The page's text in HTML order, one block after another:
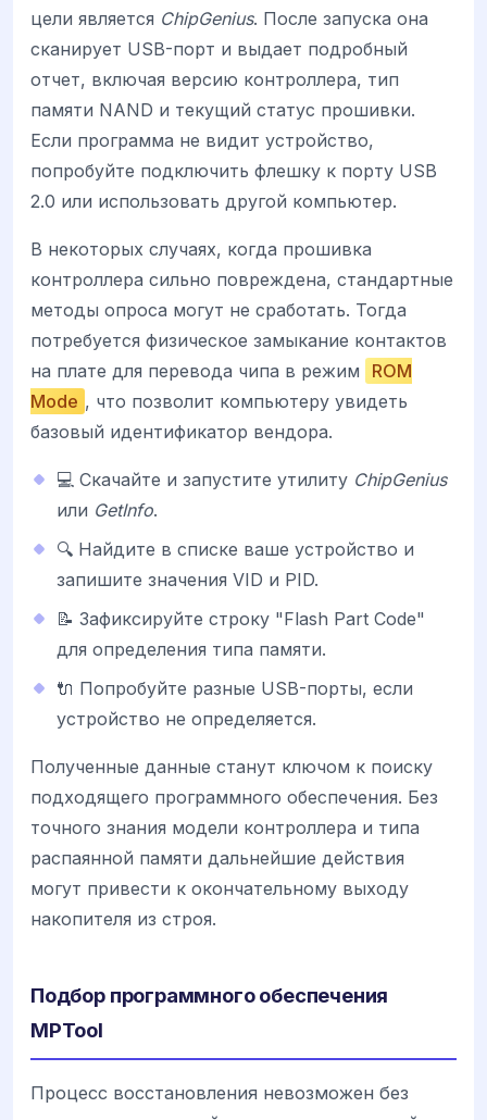
цели является ChipGenius. После запуска она
сканирует USB-порт и выдает подробный
отчет, включая версию контроллера, тип
памяти NAND и текущий статус прошивки.
Если программа не видит устройство,
попробуйте подключить флешку к порту USB
2.0 или использовать другой компьютер.
В некоторых случаях, когда прошивка
контроллера сильно повреждена, стандартные
методы опроса могут не сработать. Тогда
потребуется физическое замыкание контактов
на плате для перевода чипа в режим
ROM
Mode , что позволит компьютеру увидеть
базовый идентификатор вендора.
💻 Скачайте и запустите утилиту ChipGenius
или GetInfo.
🔍 Найдите в списке ваше устройство и
запишите значения VID и PID.
📝 Зафиксируйте строку "Flash Part Code"
для определения типа памяти.
🔌 Попробуйте разные USB-порты, если
устройство не определяется.
Полученные данные станут ключом к поиску
подходящего программного обеспечения. Без
точного знания модели контроллера и типа
распаянной памяти дальнейшие действия
могут привести к окончательному выходу
накопителя из строя.
Подбор программного обеспечения
MPTool
Процесс восстановления невозможен без